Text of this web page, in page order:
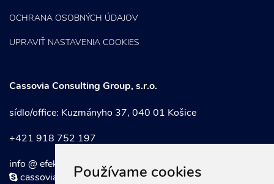
Používame cookies
OCHRANA OSOBNÝCH ÚDAJOV
UPRAVIŤ NASTAVENIA COOKIES
Cassovia Consulting Group, s.r.o.
sídlo/office: Kuzmányho 37, 040 01 Košice
+421 918 752 197
info @ efektivnymarketing . sk
cassoviaconsultinggroup